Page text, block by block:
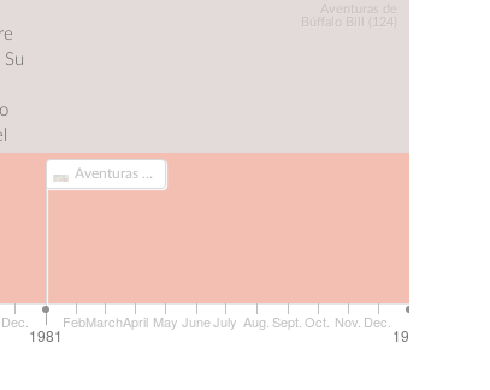
Aventuras de
Búffalo Bill (124)
1981 1982
Dec. Feb.MarchApril May JuneJuly Aug. Sept. Oct. Nov. Dec.